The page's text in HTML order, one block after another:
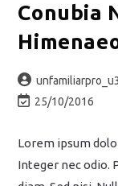
Conubia
25/10/2016
Lorem ipsum
Integer nec odio.